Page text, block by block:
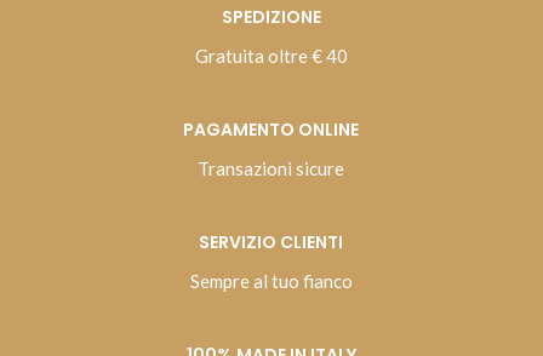
SPEDIZIONE
Gratuita oltre € 40
PAGAMENTO ONLINE
Transazioni sicure
SERVIZIO CLIENTI
Sempre al tuo fianco